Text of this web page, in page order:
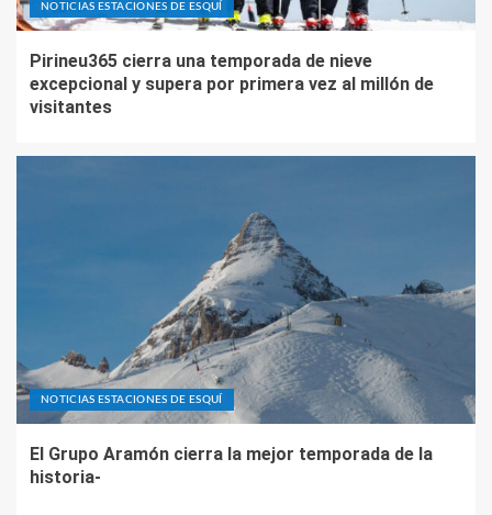
NOTICIAS ESTACIONES DE ESQUÍ
Pirineu365 cierra una temporada de nieve
excepcional y supera por primera vez al millón de
visitantes
NOTICIAS ESTACIONES DE ESQUÍ
El Grupo Aramón cierra la mejor temporada de la
historia-